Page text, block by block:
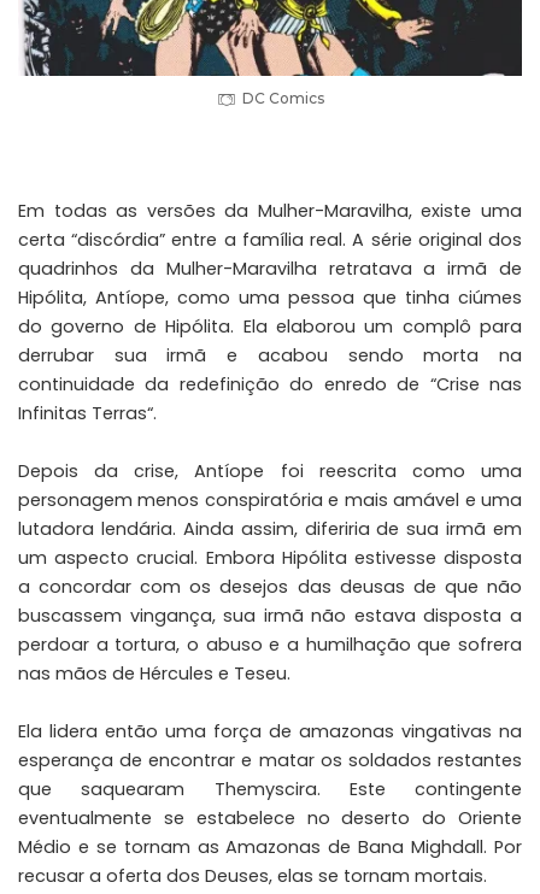
DC Comics
Em todas as versões da Mulher-Maravilha, existe uma
certa “discórdia” entre a família real. A série original dos
quadrinhos da Mulher-Maravilha retratava a irmã de
Hipólita, Antíope, como uma pessoa que tinha ciúmes
do governo de Hipólita. Ela elaborou um complô para
derrubar sua irmã e acabou sendo morta na
continuidade da redefinição do enredo de “Crise nas
Infinitas Terras“.
Depois da crise, Antíope foi reescrita como uma
personagem menos conspiratória e mais amável e uma
lutadora lendária. Ainda assim, diferiria de sua irmã em
um aspecto crucial. Embora Hipólita estivesse disposta
a concordar com os desejos das deusas de que não
buscassem vingança, sua irmã não estava disposta a
perdoar a tortura, o abuso e a humilhação que sofrera
nas mãos de Hércules e Teseu.
Ela lidera então uma força de amazonas vingativas na
esperança de encontrar e matar os soldados restantes
que saquearam Themyscira. Este contingente
eventualmente se estabelece no deserto do Oriente
Médio e se tornam as Amazonas de Bana Mighdall. Por
recusar a oferta dos Deuses, elas se tornam mortais.